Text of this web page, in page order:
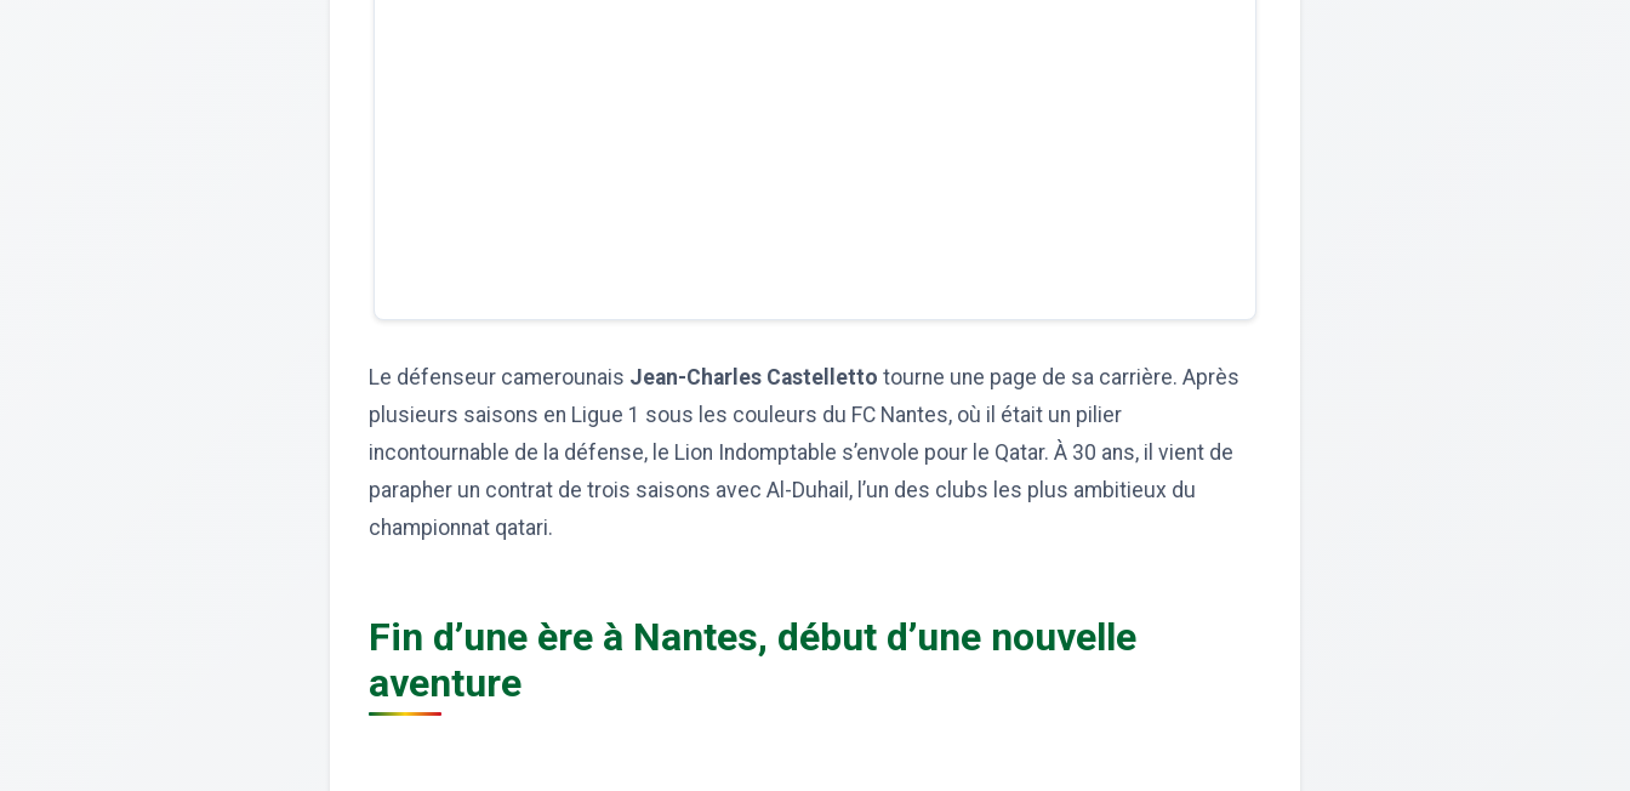
Le défenseur camerounais Jean-Charles Castelletto tourne une page de sa carrière. Après
plusieurs saisons en Ligue 1 sous les couleurs du FC Nantes, où il était un pilier
incontournable de la défense, le Lion Indomptable s’envole pour le Qatar. À 30 ans, il vient de
parapher un contrat de trois saisons avec Al-Duhail, l’un des clubs les plus ambitieux du
championnat qatari.
Fin d’une ère à Nantes, début d’une nouvelle
aventure